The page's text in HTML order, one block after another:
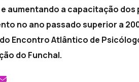
aumentando a capacitação dos
no ano passado superior a
Encontro Atlântico de
do Funchal.